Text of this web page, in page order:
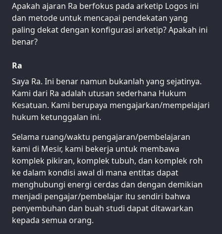
Apakah ajaran Ra berfokus pada arketip Logos ini
dan metode untuk mencapai pendekatan yang
paling dekat dengan konfigurasi arketip? Apakah ini
benar?
Ra
Saya Ra. Ini benar namun bukanlah yang sejatinya.
Kami dari Ra adalah utusan sederhana Hukum
Kesatuan. Kami berupaya mengajarkan/mempelajari
hukum ketunggalan ini.
Selama ruang/waktu pengajaran/pembelajaran
kami di Mesir, kami bekerja untuk membawa
komplek pikiran, komplek tubuh, dan komplek roh
ke dalam kondisi awal di mana entitas dapat
menghubungi energi cerdas dan dengan demikian
menjadi pengajar/pembelajar itu sendiri bahwa
penyembuhan dan buah studi dapat ditawarkan
kepada semua orang.